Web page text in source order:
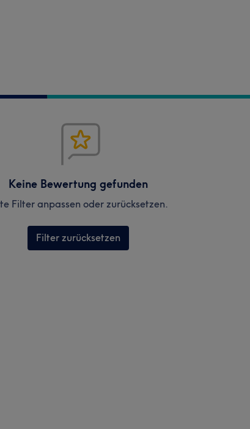
Keine Bewertung gefunden
Filter anpassen oder zurücksetzen.
Filter zurücksetzen